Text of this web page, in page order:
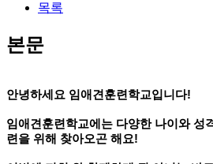
목록
본문
안녕하세요 임애견훈련학교입니다!
임애견훈련학교에는 다양한 나이와 성
련을 위해 찾아오곤 해요!